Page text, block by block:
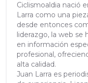
Ciclismoaldia nació
Larra como una
desde entonces
liderazgo, la web se
en información
profesional,
alta calidad.
Juan Larra es